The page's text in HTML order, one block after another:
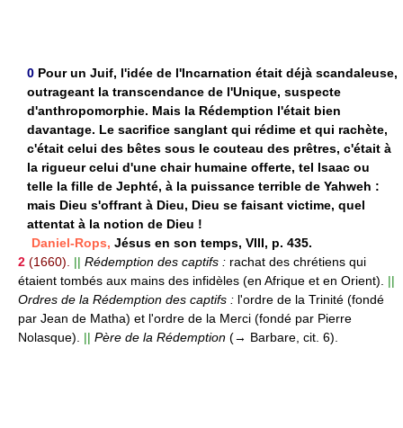
0 Pour un Juif, l'idée de l'Incarnation était déjà scandaleuse,
outrageant la transcendance de l'Unique, suspecte
d'anthropomorphie. Mais la Rédemption l'était bien
davantage. Le sacrifice sanglant qui rédime et qui rachète,
c'était celui des bêtes sous le couteau des prêtres, c'était à
la rigueur celui d'une chair humaine offerte, tel Isaac ou
telle la fille de Jephté, à la puissance terrible de Yahweh :
mais Dieu s'offrant à Dieu, Dieu se faisant victime, quel
attentat à la notion de Dieu !
Daniel-Rops, Jésus en son temps, VIII, p. 435.
2 (1660). || Rédemption des captifs : rachat des chrétiens qui
étaient tombés aux mains des infidèles (en Afrique et en Orient).
||
Ordres de la Rédemption des captifs : l'ordre de la Trinité (fondé
par Jean de Matha) et l'ordre de la Merci (fondé par Pierre
Nolasque).
|| Père de la Rédemption (→ Barbare, cit. 6).